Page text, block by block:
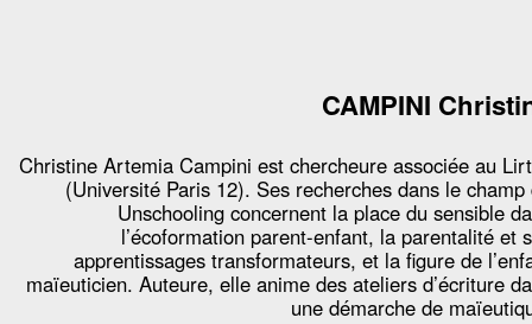
CAMPINI
Christine Artemia Campini est chercheure associée au
(Université Paris 12). Ses recherches dans le champ
Unschooling concernent la place du sensible
l’écoformation parent-enfant, la parentalité et
apprentissages transformateurs, et la figure de
maïeuticien. Auteure, elle anime des ateliers d’écriture
une démarche de